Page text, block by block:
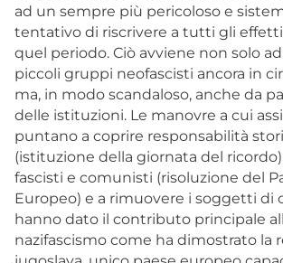
ad un sempre più pericoloso e
tentativo di riscrivere a tutti gli effetti
quel periodo. Ciò avviene non solo
piccoli gruppi neofascisti ancora in
ma, in modo scandaloso, anche da
delle istituzioni. Le manovre a cui
puntano a coprire responsabilità
(istituzione della giornata del
fascisti e comunisti (risoluzione del
Europeo) e a rimuovere i soggetti di
hanno dato il contributo principale
nazifascismo come ha dimostrato la